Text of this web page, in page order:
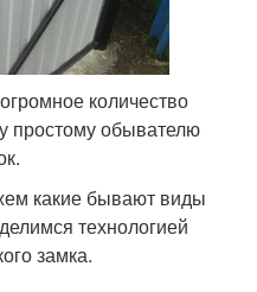
количество
простому обывателю
какие бывают виды
технологией
замка.